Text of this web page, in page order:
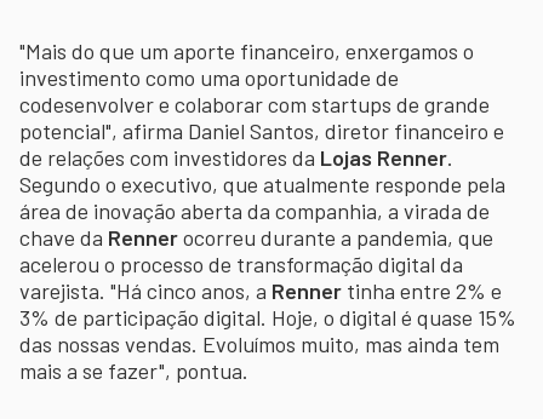
"Mais do que um aporte financeiro, enxergamos o
investimento como uma oportunidade de
codesenvolver e colaborar com startups de grande
potencial", afirma Daniel Santos, diretor financeiro e
de relações com investidores da Lojas Renner.
Segundo o executivo, que atualmente responde pela
área de inovação aberta da companhia, a virada de
chave da Rennerocorreu durante a pandemia, que
acelerou o processo de transformação digital da
varejista. "Há cinco anos, a Renner tinha entre 2% e
3% de participação digital. Hoje, o digital é quase 15%
das nossas vendas. Evoluímos muito, mas ainda tem
mais a se fazer", pontua.